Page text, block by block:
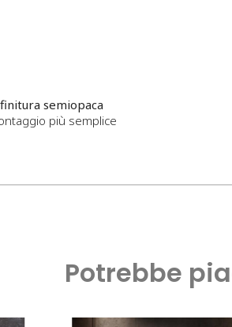
semiopaca
più semplice
Potrebbe